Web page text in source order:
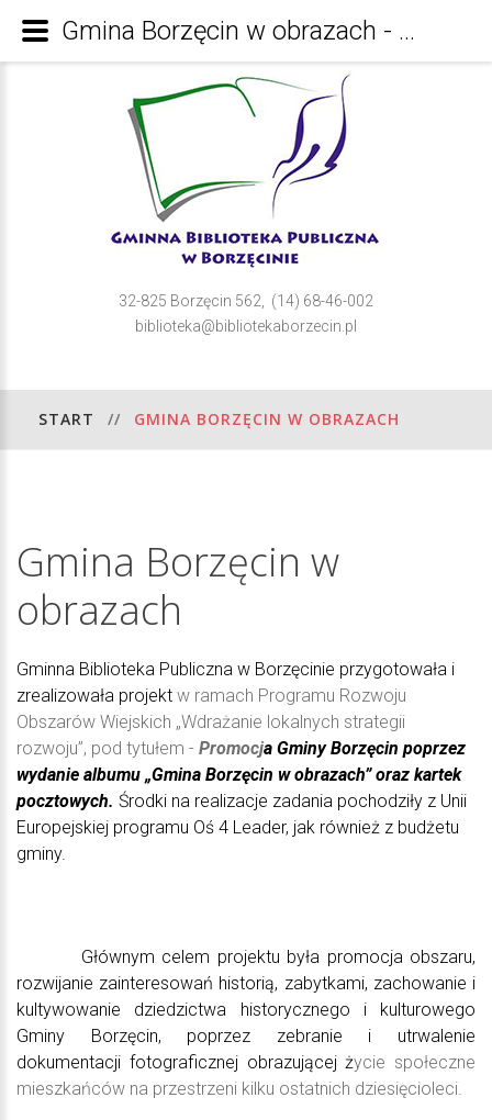
32-825 Borzęcin 562, (14) 68-46-002
biblioteka@bibliotekaborzecin.pl
START // GMINA BORZĘCIN W OBRAZACH
Gmina Borzęcin w
obrazach
Gminna Biblioteka Publiczna w Borzęcinie przygotowała i
zrealizowała projekt w ramach Programu Rozwoju
Obszarów Wiejskich „Wdrażanie lokalnych strategii
rozwoju”, pod tytułem - Promocja Gminy Borzęcin poprzez
wydanie albumu „Gmina Borzęcin w obrazach” oraz kartek
pocztowych. Środki na realizacje zadania pochodziły z Unii
Europejskiej programu Oś 4 Leader, jak również z budżetu
gminy.
Głównym celem projektu była promocja obszaru,
rozwijanie zainteresowań historią, zabytkami, zachowanie i
kultywowanie dziedzictwa historycznego i kulturowego
Gminy Borzęcin, poprzez zebranie i utrwalenie
dokumentacji fotograficznej obrazującej życie społeczne
mieszkańców na przestrzeni kilku ostatnich dziesięcioleci.
Gmina Borzęcin w obrazach - Gminna Bibioteka Publiczna w Borzęcinie